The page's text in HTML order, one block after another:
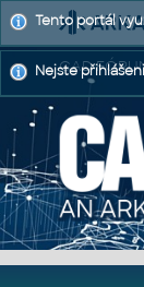
CAD
Tento portál
Nejste